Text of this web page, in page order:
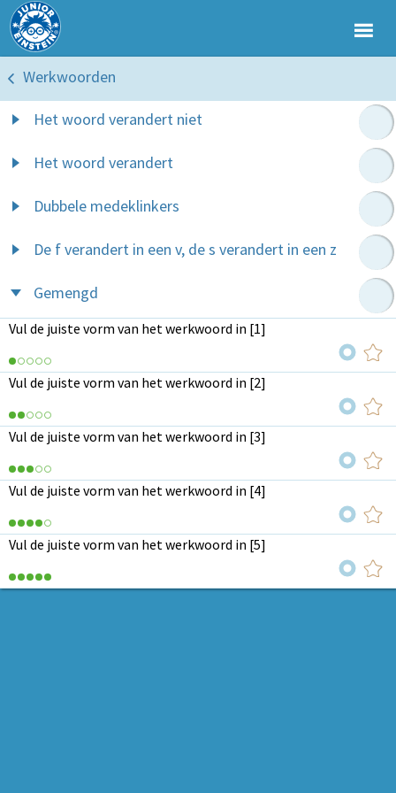
Werkwoorden
Het woord verandert niet
Het woord verandert
Dubbele medeklinkers
De f verandert in een v, de s verandert in een z
Gemengd
Vul de juiste vorm van het werkwoord in [1]
Vul de juiste vorm van het werkwoord in [2]
Vul de juiste vorm van het werkwoord in [3]
Vul de juiste vorm van het werkwoord in [4]
Vul de juiste vorm van het werkwoord in [5]